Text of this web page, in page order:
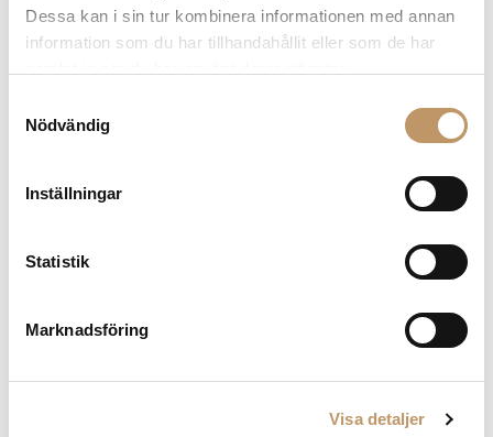
Dessa kan i sin tur kombinera informationen med annan
information som du har tillhandahållit eller som de har
Nödvändig
Inställningar
Statistik
Marknadsföring
Visa detaljer
Påsklämma som gör att ditt ekologiska specialkaffe